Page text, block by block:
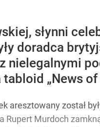
słynni
doradca
„News of
aresztowany został
Murdoch